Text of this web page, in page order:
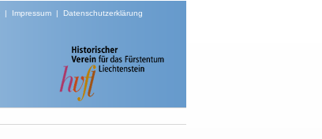
| Impressum| Datenschutzerklärung